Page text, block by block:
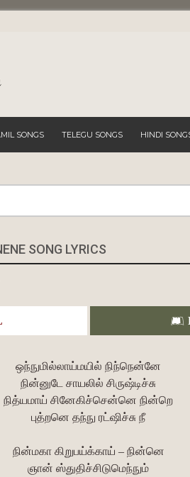
SONGS TELEGU SONGS HINDI
SONG LYRICS
ஒந்நுமில்லாய்மயில் நிந்நென்னே
நின்னுடே சாயலில் சிருஷ்டிச்சு
நித்யமாய் சினேகிச்சென்னெ நின்றெ
புத்றனெ தந்நு ரட்ஷிச்சு நீ
நின்மகா கிறுபய்க்காய் – நின்னெ
ஞான் ஸ்துதிச்சிடுமெந்நும்